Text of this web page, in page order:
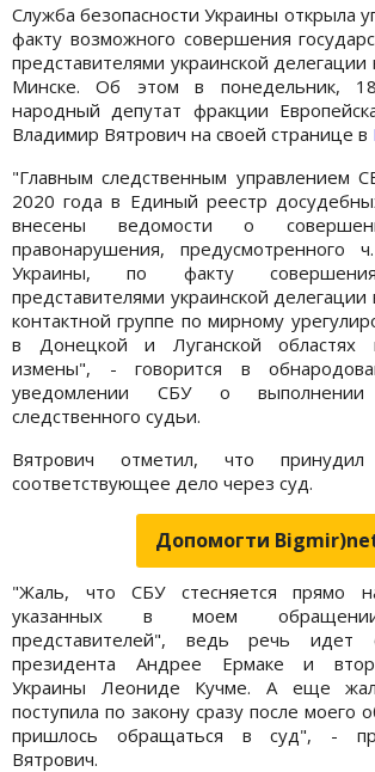
Служба безопасности Украины открыла
факту возможного совершения
представителями украинской делегации
Минске. Об этом в понедельник,
народный депутат фракции
Владимир Вятрович на своей странице в
"Главным следственным управлением
2020 года в Единый реестр
внесены ведомости о
правонарушения,
Украины, по факту
представителями украинской
контактной группе по мирному
в Донецкой и Луганской областях
измены", - говорится в
уведомлении СБУ о выполнении
следственного судьи.
Вятрович отметил, что
соответствующее дело через суд.
Допомогти
"Жаль, что СБУ стесняется прямо
указанных в моем
представителей", ведь речь идет
президента Андрее Ермаке и
Украины Леониде Кучме. А еще
поступила по закону сразу после моего
пришлось обращаться в суд", -
Вятрович.